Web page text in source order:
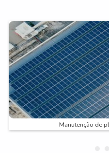
Manutenção de